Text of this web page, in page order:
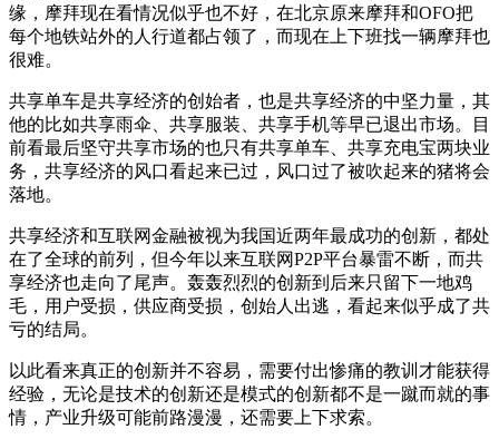
缘，摩拜现在看情况似乎也不好，在北京原来摩拜和OFO把
每个地铁站外的人行道都占领了，而现在上下班找一辆摩拜也
很难。
共享单车是共享经济的创始者，也是共享经济的中坚力量，其
他的比如共享雨伞、共享服装、共享手机等早已退出市场。目
前看最后坚守共享市场的也只有共享单车、共享充电宝两块业
务，共享经济的风口看起来已过，风口过了被吹起来的猪将会
落地。
共享经济和互联网金融被视为我国近两年最成功的创新，都处
在了全球的前列，但今年以来互联网P2P平台暴雷不断，而共
享经济也走向了尾声。轰轰烈烈的创新到后来只留下一地鸡
毛，用户受损，供应商受损，创始人出逃，看起来似乎成了共
亏的结局。
以此看来真正的创新并不容易，需要付出惨痛的教训才能获得
经验，无论是技术的创新还是模式的创新都不是一蹴而就的事
情，产业升级可能前路漫漫，还需要上下求索。